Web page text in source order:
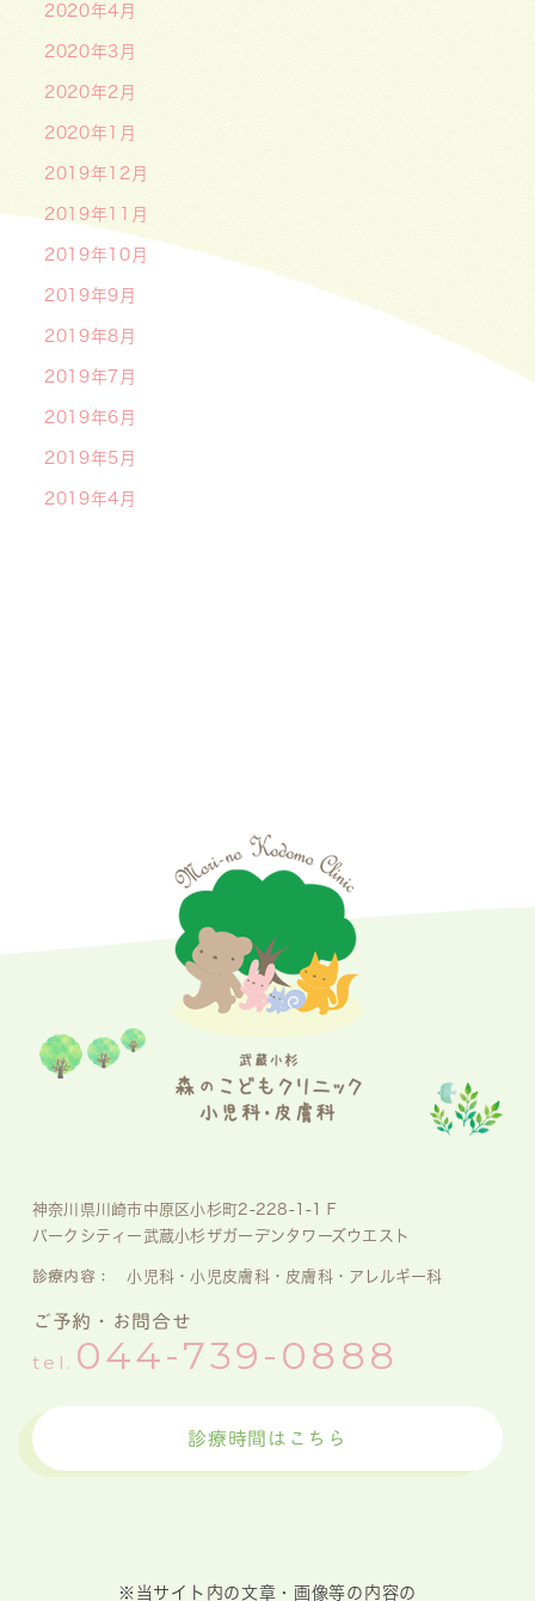
2020年4月
2020年3月
2020年2月
2020年1月
2019年12月
2019年11月
2019年10月
2019年9月
2019年8月
2019年7月
2019年6月
2019年5月
2019年4月
神奈川県川崎市中原区小杉町2-228-1-1Ｆ
パークシティー武蔵小杉ザガーデンタワーズウエスト
診療内容： 小児科・小児皮膚科・皮膚科・アレルギー科
ご予約・お問合せ
tel. 044-739-0888
診療時間はこちら
※当サイト内の文章・画像等の内容の